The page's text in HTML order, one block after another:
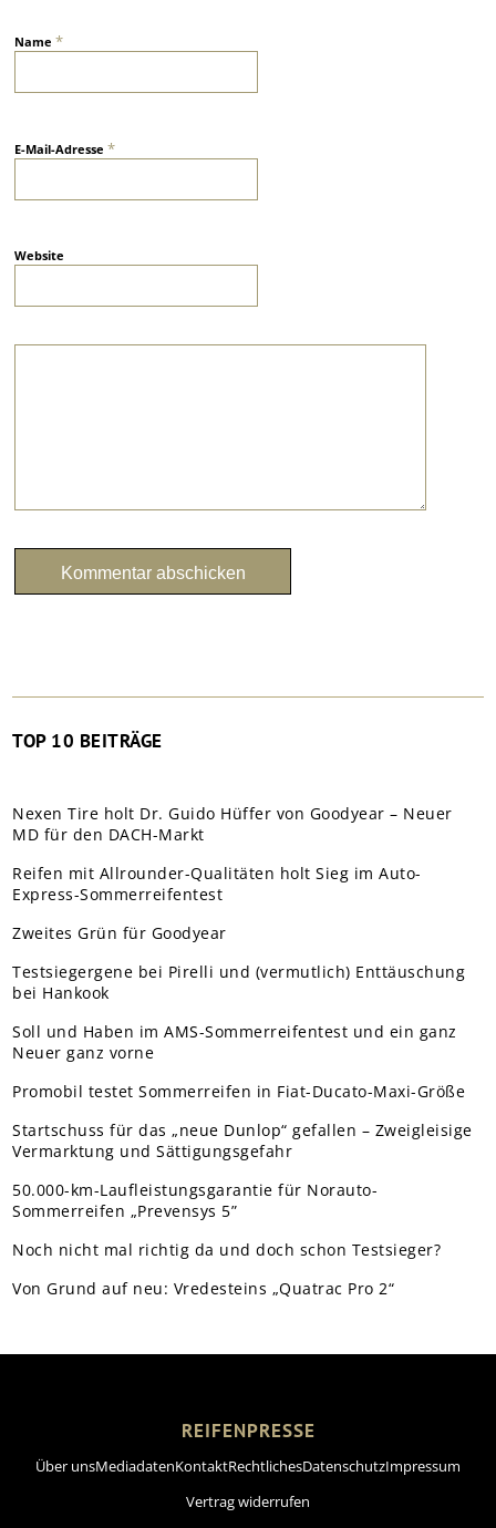
Name*
E-Mail-Adresse*
Website
TOP 10 BEITRÄGE
Nexen Tire holt Dr. Guido Hüffer von Goodyear – Neuer
MD für den DACH-Markt
Reifen mit Allrounder-Qualitäten holt Sieg im Auto-
Express-Sommerreifentest
Zweites Grün für Goodyear
Testsiegergene bei Pirelli und (vermutlich) Enttäuschung
bei Hankook
Soll und Haben im AMS-Sommerreifentest und ein ganz
Neuer ganz vorne
Promobil testet Sommerreifen in Fiat-Ducato-Maxi-Größe
Startschuss für das „neue Dunlop“ gefallen – Zweigleisige
Vermarktung und Sättigungsgefahr
50.000-km-Laufleistungsgarantie für Norauto-
Sommerreifen „Prevensys 5”
Noch nicht mal richtig da und doch schon Testsieger?
Von Grund auf neu: Vredesteins „Quatrac Pro 2“
REIFENPRESSE
Über unsMediadatenKontaktRechtlichesDatenschutzImpressum
Vertrag widerrufen